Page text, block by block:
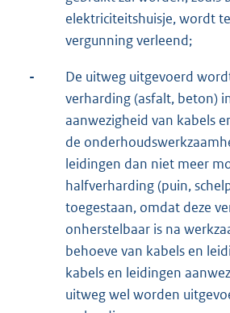
elektriciteitshuisje, wordt
vergunning verleend;
-
De uitweg uitgevoerd
verharding (asfalt, beton)
aanwezigheid van kabels
de
leidingen dan niet meer
halfverharding (puin,
toegestaan, omdat deze
onherstelbaar is na
behoeve van kabels en
kabels en leidingen
uitweg wel worden